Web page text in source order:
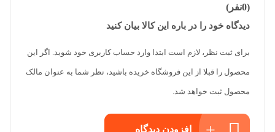
(0نفر)
دیدگاه خود را در باره این کالا بیان کنید
برای ثبت نظر، لازم است ابتدا وارد حساب کاربری خود شوید. اگر این
محصول را قبلا از این فروشگاه خریده باشید، نظر شما به عنوان مالک
محصول ثبت خواهد شد.
افزودن دیدگاه